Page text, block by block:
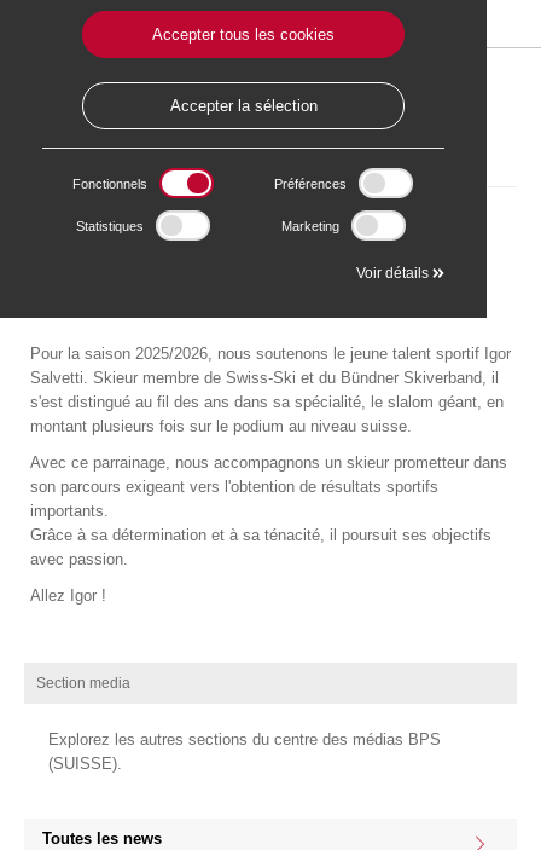
» Media » News » Sponsoring sportif saison 2025/2026
Date de l'article: 14-11-2025
Sponsoring sportif saison 2025/2026
Pour la saison 2025/2026, nous soutenons le jeune talent sportif Igor
Salvetti. Skieur membre de Swiss-Ski et du Bündner Skiverband, il
s'est distingué au fil des ans dans sa spécialité, le slalom géant, en
montant plusieurs fois sur le podium au niveau suisse.
Avec ce parrainage, nous accompagnons un skieur prometteur dans
son parcours exigeant vers l'obtention de résultats sportifs
importants.
Grâce à sa détermination et à sa ténacité, il poursuit ses objectifs
avec passion.
Allez Igor !
Section media
Explorez les autres sections du centre des médias BPS
(SUISSE).
Toutes les news
Accepter tous les cookies
Accepter la sélection
Fonctionnels Préférences
Statistiques Marketing
Voir détails